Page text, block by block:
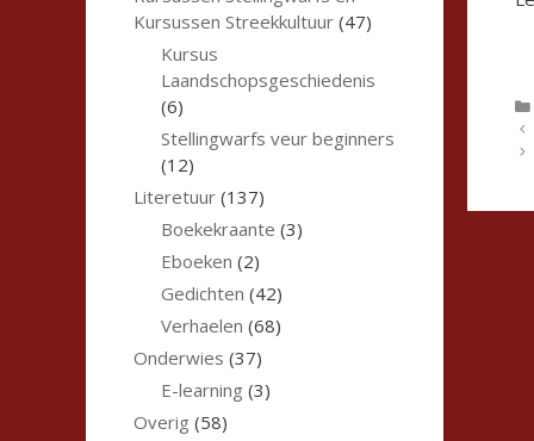
Kursussen Streekkultuur (47)
Kursus
Laandschopsgeschiedenis
(6)
Stellingwarfs veur beginners
(12)
Literetuur (137)
Boekekraante (3)
Eboeken (2)
Gedichten (42)
Verhaelen (68)
Onderwies (37)
E-learning (3)
Overig (58)